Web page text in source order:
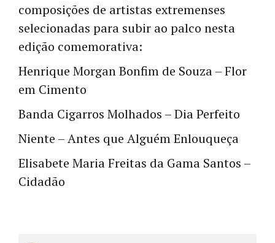
composições de artistas extremenses
selecionadas para subir ao palco nesta
edição comemorativa:
Henrique Morgan Bonfim de Souza – Flor
em Cimento
Banda Cigarros Molhados – Dia Perfeito
Niente – Antes que Alguém Enlouqueça
Elisabete Maria Freitas da Gama Santos –
Cidadão